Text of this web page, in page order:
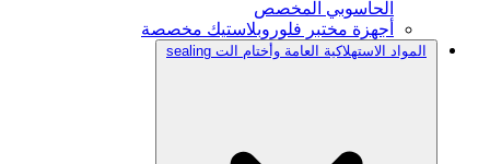
الحاسوبي المخصص
أجهزة مختبر فلوروبلاستيك مخصصة
المواد الاستهلاكية العامة وأختام الت sealing